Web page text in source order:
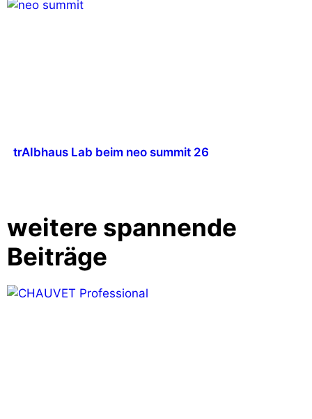
trAIbhaus Lab beim neo summit 26
weitere spannende
Beiträge